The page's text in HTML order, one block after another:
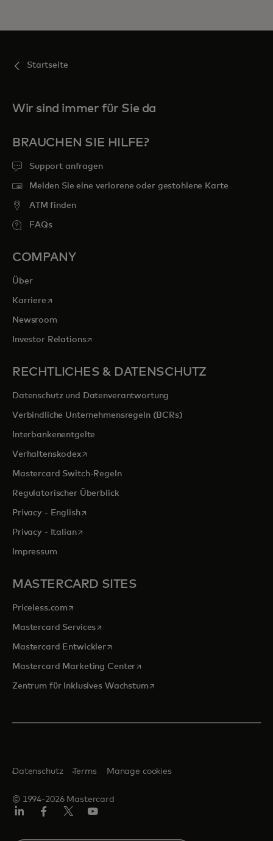
Startseite
Wir sind immer für Sie da
BRAUCHEN SIE HILFE?
Support anfragen
Melden Sie eine verlorene oder gestohlene Karte
ATM finden
FAQs
COMPANY
Über
Karrierewird in einer neuen Registerkarte geöffnet
Newsroom
Investor Relationswird in einer neuen Registerkarte geöffnet
RECHTLICHES & DATENSCHUTZ
Datenschutz und Datenverantwortung
Verbindliche Unternehmensregeln (BCRs)
Interbankenentgelte
Verhaltenskodexwird in einer neuen Registerkarte geöffnet
Mastercard Switch-Regeln
Regulatorischer Überblick
Privacy - Englishwird in einer neuen Registerkarte geöffnet
Privacy - Italianwird in einer neuen Registerkarte geöffnet
Impressum
MASTERCARD SITES
Priceless.com wird in einer neuen Registerkarte geöffnet
Mastercard Serviceswird in einer neuen Registerkarte geöffnet
Mastercard Entwicklerwird in einer neuen Registerkarte
Mastercard Marketing Centerwird in einer neuen
Zentrum für Inklusives Wachstumwird in einer neuen
© 1994-2026 Mastercard
Datenschutz Terms Manage cookies